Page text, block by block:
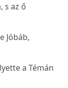
s az ő
Jóbáb,
a Témán